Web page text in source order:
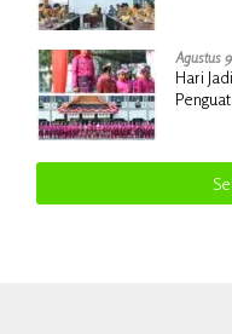
Agustus
Hari